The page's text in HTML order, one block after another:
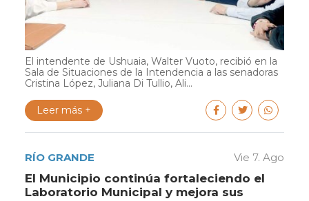
El intendente de Ushuaia, Walter Vuoto, recibió en la
Sala de Situaciones de la Intendencia a las senadoras
Cristina López, Juliana Di Tullio, Ali...
Leer más +
RÍO GRANDE Vie 7. Ago
El Municipio continúa fortaleciendo el
Laboratorio Municipal y mejora sus